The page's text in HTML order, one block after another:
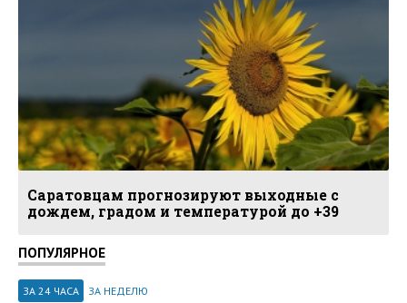
Саратовцам прогнозируют выходные с
дождем, градом и температурой до +39
ПОПУЛЯРНОЕ
ЗА 24 ЧАСА ЗА НЕДЕЛЮ